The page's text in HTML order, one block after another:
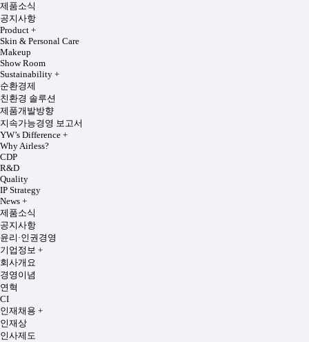
제품소식
공지사항
Product +
Skin & Personal Care
Makeup
Show Room
Sustainability +
순환경제
친환경 솔루션
제품개발방향
지속가능경영 보고서
YW’s Difference +
Why Airless?
CDP
R&D
Quality
IP Strategy
News +
제품소식
공지사항
윤리·인권경영
기업정보 +
회사개요
경영이념
연혁
CI
인재채용 +
인재상
인사제도